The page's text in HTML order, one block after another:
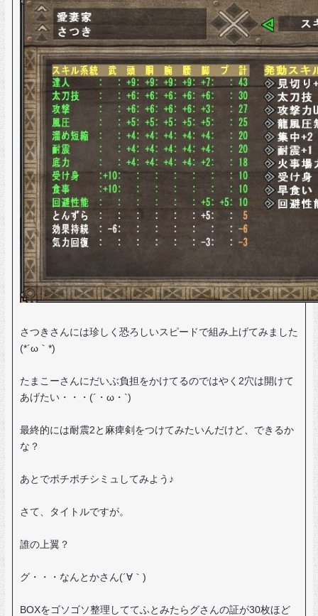
さつきさんには珍しく恐ろしいスピードで組み上げてみました
(*´ω｀*)
たまこーさんにだいぶ負担をかけてるのではやく2穴は開けて
あげたい・・・(´・ω・`)
最終的には耐震2と麻痺剣をつけてみたいんだけど、できるか
な？
あとでポチポチシミュしてみよう♪
さて、タイトルですが。
誰の上翼？
グ・・・なんとかさん(´∀｀)
BOXをゴソゴソ整理しててふとみたらグさんの証が30枚ほど